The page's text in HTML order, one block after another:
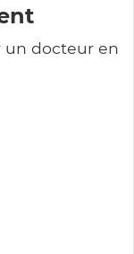
un docteur en